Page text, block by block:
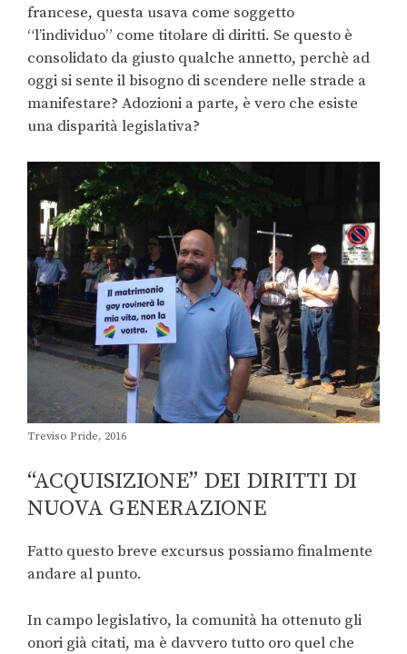
francese, questa usava come soggetto
“l’individuo” come titolare di diritti. Se questo è
consolidato da giusto qualche annetto, perchè ad
oggi si sente il bisogno di scendere nelle strade a
manifestare? Adozioni a parte, è vero che esiste
una disparità legislativa?
Treviso Pride, 2016
“ACQUISIZIONE” DEI DIRITTI DI
NUOVA GENERAZIONE
Fatto questo breve excursus possiamo finalmente
andare al punto.
In campo legislativo, la comunità ha ottenuto gli
onori già citati, ma è davvero tutto oro quel che